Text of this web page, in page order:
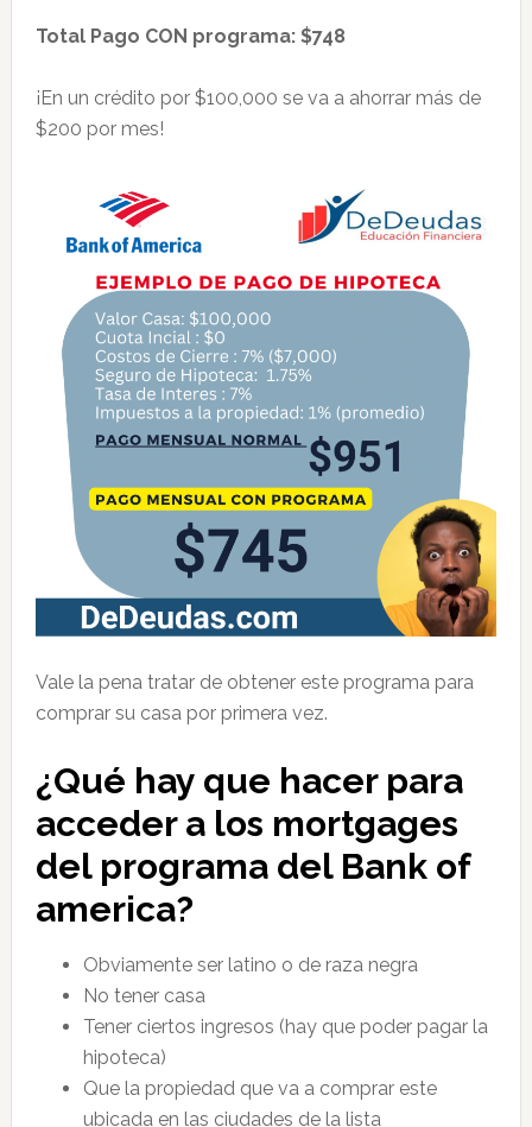
Total Pago CON programa: $748
¡En un crédito por $100,000 se va a ahorrar más de
$200 por mes!
Vale la pena tratar de obtener este programa para
comprar su casa por primera vez.
¿Qué hay que hacer para
acceder a los mortgages
del programa del Bank of
america?
Obviamente ser latino o de raza negra
No tener casa
Tener ciertos ingresos (hay que poder pagar la
hipoteca)
Que la propiedad que va a comprar este
ubicada en las ciudades de la lista